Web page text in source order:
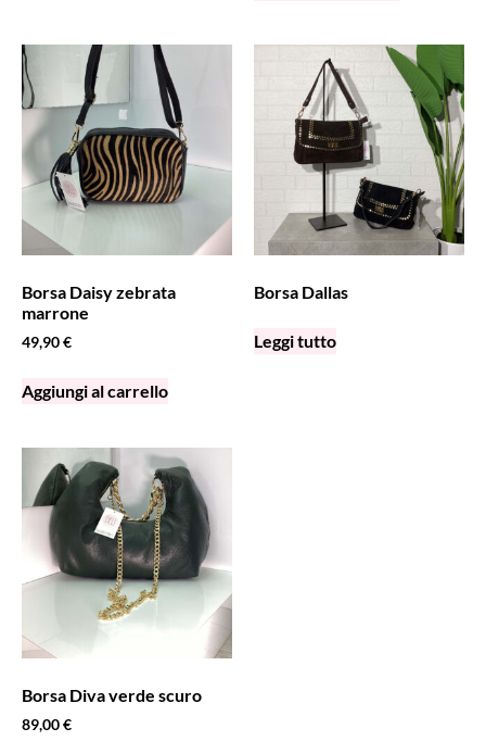
Borsa Daisy zebrata
marrone
49,90€
Aggiungi al carrello
Borsa Dallas
Leggi tutto
Borsa Diva verde scuro
89,00€